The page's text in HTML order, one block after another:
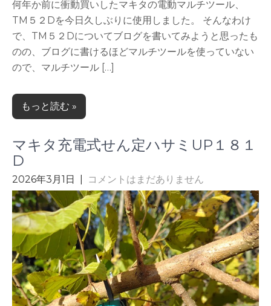
何年か前に衝動買いしたマキタの電動マルチツール、
TM５２Dを今日久しぶりに使用しました。 そんなわけ
で、TM５２Dについてブログを書いてみようと思ったも
のの、ブログに書けるほどマルチツールを使っていない
ので、マルチツール […]
もっと読む »
マキタ充電式せん定ハサミUP１８１
D
2026年3月1日 コメントはまだありません